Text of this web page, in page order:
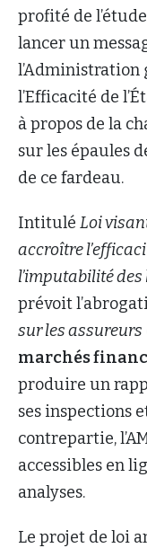
profité de
lancer un
l’Administration
l’Efficacité de
à propos de la
sur les épaules
de ce fardeau.
Intitulé Loi
accroître
l’imputabilité
prévoit
sur les assureurs
marchés
produire un
ses inspections
contrepartie,
accessibles en
analyses.
Le projet de loi